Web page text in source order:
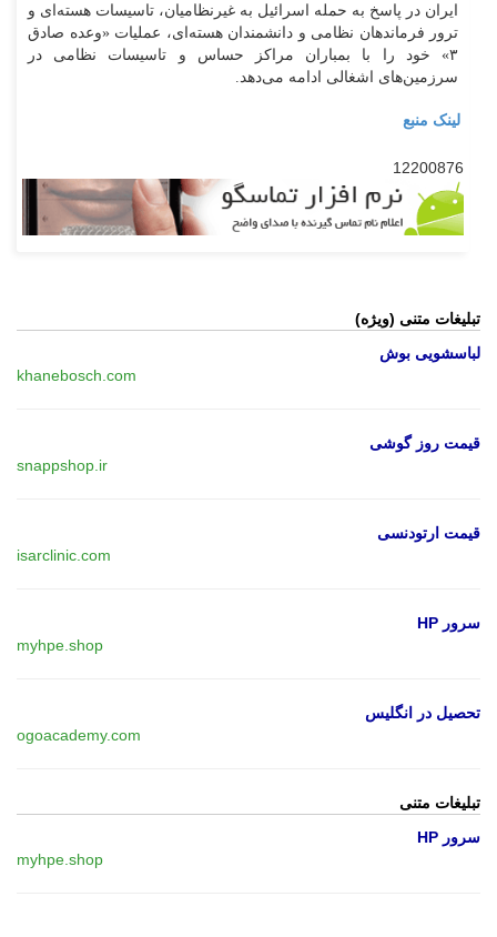
ایران در پاسخ به حمله اسرائیل به غیرنظامیان، تاسیسات هسته‌ای و
ترور فرماندهان نظامی و دانشمندان هسته‌ای، عملیات «وعده صادق
۳» خود را با بمباران مراکز حساس و تاسیسات نظامی در
سرزمین‌های اشغالی ادامه می‌دهد.
لینک منبع
12200876
تبلیغات متنی (ویژه)
لباسشویی بوش
khanebosch.com
قیمت روز گوشی
snappshop.ir
قیمت ارتودنسی
isarclinic.com
سرور HP
myhpe.shop
تحصیل در انگلیس
ogoacademy.com
تبلیغات متنی
سرور HP
myhpe.shop